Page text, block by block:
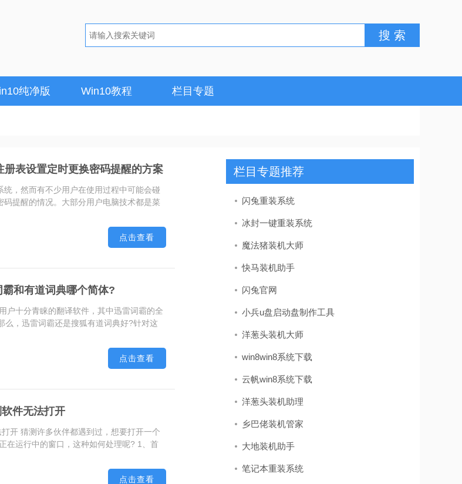
纯净版 Win10教程 栏目专题
表设置定时更换密码提醒的方案
，然而有不少用户在使用过程中可能会碰
提醒的情况。大部分用户电脑技术都是菜
点击查看
和有道词典哪个简体?
户十分青睐的翻译软件，其中迅雷词霸的全
么，迅雷词霸还是搜狐有道词典好?针对这
点击查看
件无法打开
开 猜测许多伙伴都遇到过，想要打开一个
在运行中的窗口，这种如何处理呢? 1、首
点击查看
栏目专题推荐
闪兔重装系统
冰封一键重装系统
魔法猪装机大师
快马装机助手
闪兔官网
小兵u盘启动盘制作工具
洋葱头装机大师
win8win8系统下载
云帆win8系统下载
洋葱头装机助理
乡巴佬装机管家
大地装机助手
笔记本重装系统